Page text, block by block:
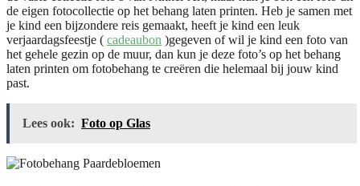
de eigen fotocollectie op het behang laten printen. Heb je samen met
je kind een bijzondere reis gemaakt, heeft je kind een leuk
verjaardagsfeestje ( cadeaubon )gegeven of wil je kind een foto van
het gehele gezin op de muur, dan kun je deze foto’s op het behang
laten printen om fotobehang te creëren die helemaal bij jouw kind
past.
Lees ook: Foto op Glas